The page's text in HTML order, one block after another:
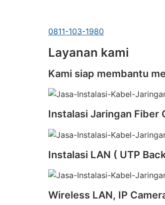
0811-103-1980
Layanan kami
Kami siap membantu
Instalasi Jaringan Fiber
Instalasi LAN ( UTP
Wireless LAN, IP